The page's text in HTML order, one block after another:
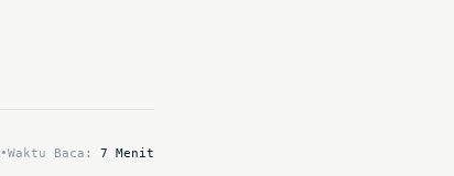
•Waktu Baca: 7 Menit